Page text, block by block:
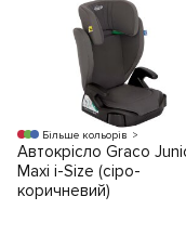
Більше кольорів
Автокрісло Graco
Maxi i-Size (сіро-
коричневий)